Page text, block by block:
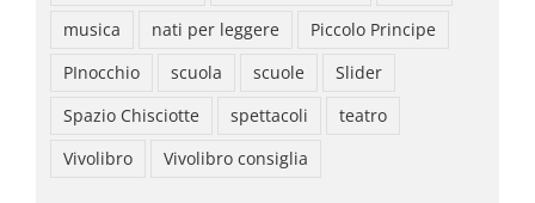
musica
nati per leggere
Piccolo Principe
PInocchio
scuola scuole
Slider
Spazio Chisciotte
spettacoli
teatro
Vivolibro
Vivolibro consiglia